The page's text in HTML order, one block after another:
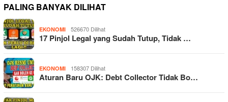
PALING BANYAK DILIHAT
EKONOMI 526670 Dilihat
17 Pinjol Legal yang Sudah Tutup, Tidak …
EKONOMI 158307 Dilihat
Aturan Baru OJK: Debt Collector Tidak Bo…